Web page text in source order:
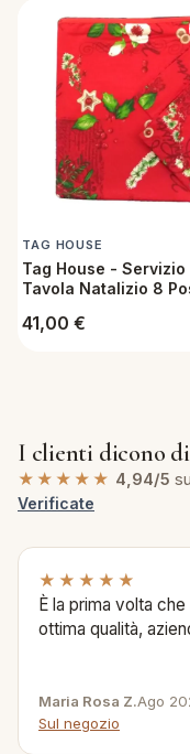
TAG HOUSE
Tag House - Servizio
Tavola Natalizio 8
e Tovaglioli in Cotone
41,00 €
I clienti dicono
★★★★★ 4,94/5
Verificate
★★★★★
È la prima volta
ottima qualità,
Maria Rosa Z.Ago
Sul negozio